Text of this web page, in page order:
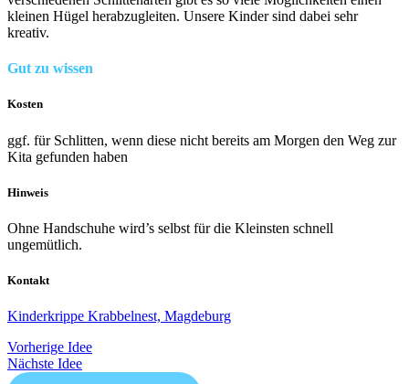
kleinen Hügel herabzugleiten. Unsere Kinder sind dabei sehr
kreativ.
Gut zu wissen
Kosten
ggf. für Schlitten, wenn diese nicht bereits am Morgen den Weg zur
Kita gefunden haben
Hinweis
Ohne Handschuhe wird’s selbst für die Kleinsten schnell
ungemütlich.
Kontakt
Kinderkrippe Krabbelnest, Magdeburg
Vorherige Idee
Nächste Idee